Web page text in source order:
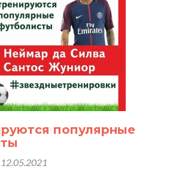
популярные
12.05.2021